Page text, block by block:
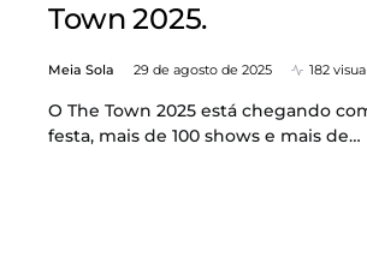
Town 2025.
Meia Sola 29 de agosto de 2025 182
O The Town 2025 está chegando
festa, mais de 100 shows e mais de…